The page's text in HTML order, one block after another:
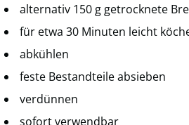
alternativ 150 g getrocknete
für etwa 30 Minuten leicht
abkühlen
feste Bestandteile absieben
verdünnen
sofort verwendbar